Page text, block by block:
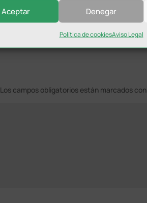
Aceptar Denegar
Política de cookiesAviso Legal
Los campos obligatorios están marcados con